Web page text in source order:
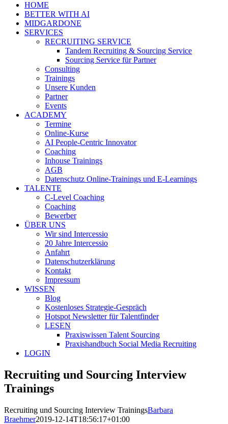
HOME
BETTER WITH AI
MIDGARDONE
SERVICES
RECRUITING SERVICE
Tandem Recruiting & Sourcing Service
Sourcing Service für Partner
Consulting
Trainings
Unsere Kunden
Partner
Events
ACADEMY
Termine
Online-Kurse
AI People-Centric Innovator
Coaching
Inhouse Trainings
AGB
Datenschutz Online-Trainings und E-Learnings
TALENTE
C-Level Coaching
Coaching
Bewerber
ÜBER UNS
Wir sind Intercessio
20 Jahre Intercessio
Anfahrt
Datenschutzerklärung
Kontakt
Impressum
WISSEN
Blog
Kostenloses Strategie-Gespräch
Hotspot Newsletter für Talentfinder
LESEN
Praxiswissen Talent Sourcing
Praxishandbuch Social Media Recruiting
LOGIN
Recruiting und Sourcing Interview
Trainings
Recruiting und Sourcing Interview TrainingsBarbara
Braehmer2019-12-14T18:56:17+01:00